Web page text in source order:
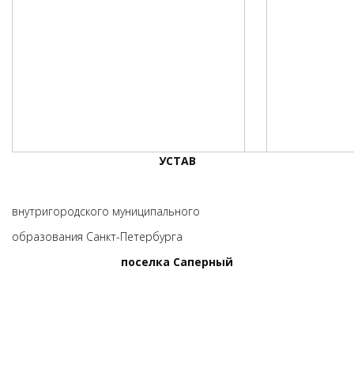
УСТАВ
внутригородского муниципального
образования Санкт-Петербурга
поселка Саперный